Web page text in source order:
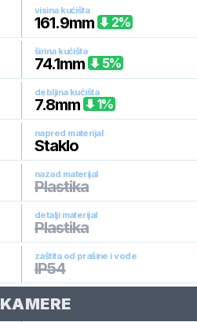
visina kućišta
161.9mm 2%
širina kućišta
74.1mm 5%
debljina kućišta
7.8mm 1%
napred materijal
Staklo
nazad materijal
Plastika
detalji materijal
Plastika
zaštita od prašine i vode
IP54
KAMERE